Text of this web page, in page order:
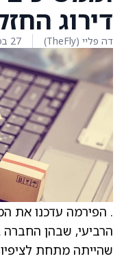
דירוג
דה פליי (TheFly) 27 בפברואר 2026
. הפירמה עדכנו את
הרביעי, שבהן
שהייתה מתחת